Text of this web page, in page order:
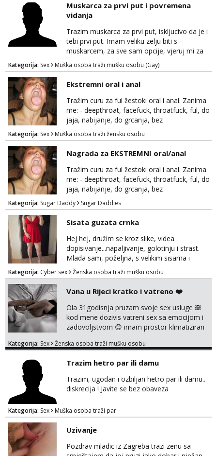
Idealno ne nešto jednokratno već
dogovoreno i na dulje vrijeme. Malo jesam
sramežljiva ali potrudit ću se da budeš
zadovoljan i da imaš nekog za svakodn...
Muskarca za prvi put i povremena
vidanja
Trazim muskarca za prvi put, iskljucivo da je i
tebi prvi put. Imam veliku zelju biti s
muskarcem, za sve sam opcije, vjeruj mi za
sve…pasiv/aktiv/pusenje/ najlonke…ako bude
dobro mozemo nastaviti povremena vidanja
uz maksimalnu diskreciju,sto bude u sobi
tamo i ostaje. Jace sam grade 180cm 110kg.
Ozenjen, uz dogovor o lokaciji i vremenu ja
rjesavam apartman/hotel. Odgovara mi cijela
kontinentalna...
Kategorija: Sex Muška osoba traži mušku osobu (Gay)
Ekstremni oral i anal
Tražim curu za ful žestoki oral i anal. Zanima
me: - deepthroat, facefuck, throatfuck, ful, do
jaja, nabijanje, do grcanja, bez
ograničavanja... - fisting (ili big insertions),
gaping, DAP/TAP, prolapse, sirenje... Ako
možeš nešto od toga i spremna si, javi se.
Kategorija: Sex Muška osoba traži žensku osobu
Nagrada za EKSTREMNI oral/anal
Tražim curu za ful žestoki oral i anal. Zanima
me: - deepthroat, facefuck, throatfuck, ful, do
jaja, nabijanje, do grcanja, bez
ograničavanja... - fisting (ili big insertions),
gaping, DAP/TAP, prolapse, sirenje... Ako
možeš nešto od toga i spremna si, javi se.
Nagrada po želji (od 500€ naviše, ovisi o
tome sto možeš)
Kategorija: Sugar Daddy Sugar Daddies
Sisata guzata crnka
Hej hej, družim se kroz slike, videa
dopisivanje...napaljivanje, golotinju i strast.
Mlada sam, poželjna, s velikim sisama i
guzom. 😉 Kontakt: Telegram: nebojezuto
Google chat/Gmail smmaprivatni@gmail.com
Kategorija: Cyber sex Ženska osoba traži mušku osobu
Vana u Rijeci kratko i vatreno ❤️
Ola 31godisnja pruzam svoje sex usluge 🙈
kod mene dozivis vatreni sex sa emocijom i
zadovoljstvom 😊 imam prostor klimatiziran
nudim klasiku sa zastitom pusenje bez
neradim analno i pitanja ako radim bez odma
ignoriram radim samo sa svojim slikama
original ✌️😊ali neki vec me poznaju waccap...
Kategorija: Sex Ženska osoba traži mušku osobu
Trazim hetro par ili damu
Trazim, ugodan i ozbiljan hetro par ili damu..
diskrecija ! Javite se bez obaveza
Kategorija: Sex Muška osoba traži par
Uzivanje
Pozdrav mladic iz Zagreba trazi zenu sa